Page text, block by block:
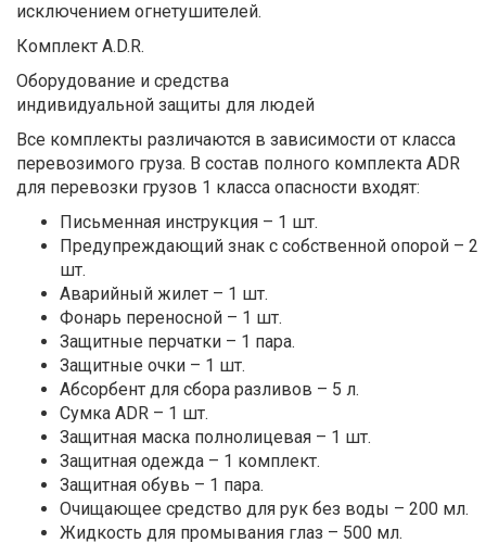
исключением огнетушителей.
Комплект A.D.R.
Оборудование и средства
индивидуальной защиты для людей
Все комплекты различаются в зависимости от класса
перевозимого груза. В состав полного комплекта ADR
для перевозки грузов 1 класса опасности входят:
Письменная инструкция – 1 шт.
Предупреждающий знак с собственной опорой – 2
шт.
Аварийный жилет – 1 шт.
Фонарь переносной – 1 шт.
Защитные перчатки – 1 пара.
Защитные очки – 1 шт.
Абсорбент для сбора разливов – 5 л.
Сумка ADR – 1 шт.
Защитная маска полнолицевая – 1 шт.
Защитная одежда – 1 комплект.
Защитная обувь – 1 пара.
Очищающее средство для рук без воды – 200 мл.
Жидкость для промывания глаз – 500 мл.